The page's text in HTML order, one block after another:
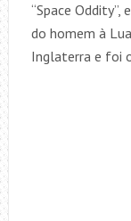
“Space Oddity”,
do homem à
Inglaterra e foi